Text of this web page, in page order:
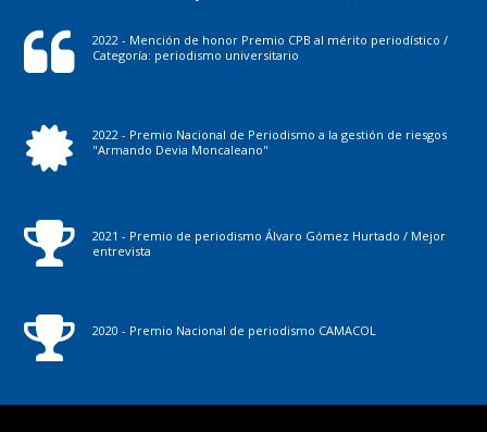
2022 - Mención de honor Premio CPB al mérito periodístico /
Categoría: periodismo universitario
2022 - Premio Nacional de Periodismo a la gestión de riesgos
"Armando Devia Moncaleano"
2021 - Premio de periodismo Álvaro Gómez Hurtado / Mejor
entrevista
2020 - Premio Nacional de periodismo CAMACOL